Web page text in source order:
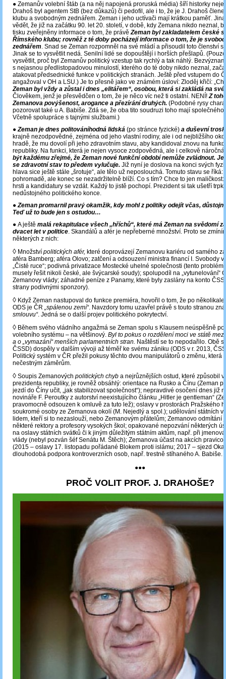
● Zemanův volební štáb (a na něj napojená proruská média) šíří historky
Drahoš byl agentem StB (bez důkazů) či pedofil, ale i to, že je J. Drahoš
klubu a svobodným zednářem. Zeman i jeho uctívači mají krátkou paměť.
vědět, že již na začátku 90. let 20. století, v době, kdy Zemana nikdo neznal,
tisku zveřejněny informace o tom, že právěZeman byl zakladatelem české
Římského klubu; rovněž z té doby pocházejí informace o tom, že je
zednářem. Snad se Zeman rozpomněl na své mládí a přisoudil toto členství
Jinak se to vysvětlit nedá. Senilní lidé se dopouštějí i horších přešlapů.
vysvětlit, proč byl Zemanův politický vzestup tak rychlý a tak náhlý.
s nejasnou předlistopadovou minulostí, kterého do té doby nikdo neznal,
atakovat předsednické funkce v politických stranách. Ještě před vstupem do
angažoval v OH a LSU.) Je to přesně jako ve známém úsloví: Zloděj křičí:
Zeman byl vždy a zůstal i dnes „elitářem“, osobou, která si zakládá na
Člověkem, jenž je přesvědčen o tom, že je něco víc než ti ostatní. NENÍ!Z
Zemanova povýšenost, arogance a přezírání druhých. (Podobné rysy
pozorovat také u A. Babiše. Zdá se, že oba tito soudruzi toho mají společného
Včetně spolupráce s tajnými službami.)
●Zeman je dnes politováníhodná lidská (po stránce fyzické) a duševní
krajně nezodpovědné, zejména od jeho vlastní rodiny, ale i od nejbližšího
hradě, že mu dovolí při jeho zdravotním stavu, aby kandidoval znovu na
republiky. Na funkci, která je nejen vysoce zodpovědná, ale i celkově
být každému zřejmé, že Zeman nové funkční období nemůže zvládnout.
se zdravotní stav to předem vylučuje. Již nyní je doslova na konci svých
hlava sice ještě stále „šrotuje“, ale tělo už neposlouchá. Tomuto stavu se říká:
pohromadě, ale konec se nezadržitelně blíží. Co s tím? Chce to jen maličkost:
hrsti a kandidatury se vzdát. Každý to jistě pochopí. Prezident si tak ušetří
nedůstojného politického konce.
●Zeman promarnil pravý okamžik, kdy mohl z politiky odejít včas,
Teď už to bude jen s ostudou…
● A ještě malá rekapitulace všech „hříchů“, které má Zeman na svědomí
dvacet let v politice. Skandálů a afér je nepřeberné množství. Proto se
některých z nich:
◊ Množství politických afér, které doprovázejí Zemanovu kariéru od samého
aféra Bamberg; aféra Olovo; zatčení a odsouzení ministra financí I. Svobody v
„Čisté ruce“; podivná privatizace Mostecké uhelné společnosti (tento problém
musely řešit nikoli české, ale švýcarské soudy); spolupodíl na „vytunelování“
Zemanovy vlády; záhadné peníze z Panamy, které byly zaslány na konto
strany podivnými sponzory).
◊ Když Zeman nastupoval do funkce premiéra, hovořil o tom, že po
ODS je ČR „spálenou zemí“. Navzdory tomu uzavřel právě s touto stranou
smlouvu“. Jedná se o další projev politického pokrytectví.
◊ Během svého vládního angažmá se Zeman spolu s Klausem neúspěšně
volebního systému – na většinový. Byl to pokus o rozdělení moci ve státě
a o „vymazání“ menších parlamentních stran. Naštěstí se to nepodařilo. Obě
ČSSD) dospěly v dalším vývoji až téměř ke svému zániku (ODS v r. 2013,
Politický systém v ČR přežil pokusy těchto dvou manipulátorů o změnu, která
nečestným záměrům.
◊ Soupis Zemanových politických chyb a nejrůznějších ostud, které způsobil v
prezidenta republiky, je rovněž obsáhlý: orientace na Rusko a Čínu (Zeman
jezdí do Číny učit, „jak stabilizovat společnost“); nepravdivé osočení dnes již
novináře F. Peroutky z autorství neexistujícího článku „Hitler je gentleman“
pravomocně odsouzen k omluvě za tuto lež); oslavy v prostorách Pražského
soukromé osoby ze Zemanova okolí (M. Nejedlý a spol.); udělování státních
lidem, kteří si to nezaslouží, nebo Zemanovým přátelům; Zemanovo odmítání
některé rektory a profesory vysokých škol; opakované nepozvání některých
na oslavy státních svátků či k jiným důležitým státním aktům, např. při
vlády (nebyl pozván šéf Senátu M. Štěch); Zemanova účast na akcích
(2015 – oslavy 17. listopadu pořádané Blokem proti islámu; 2017 – sjezd
dlouhodobá podpora kontroverzních osob, např. trestně stíhaného A. Babiše.
●●●
PROČ VOLIT PROF. J. DRAHOŠE?